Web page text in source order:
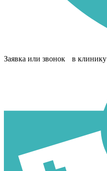
Заявка или звонок в клинику